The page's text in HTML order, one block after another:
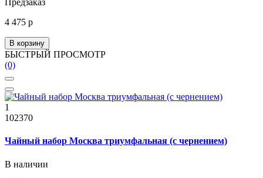
Предзаказ
4 475 р
В корзину
БЫСТРЫЙ ПРОСМОТР
(0)
1
102370
Чайный набор Москва триумфальная (с чернением)
В наличии